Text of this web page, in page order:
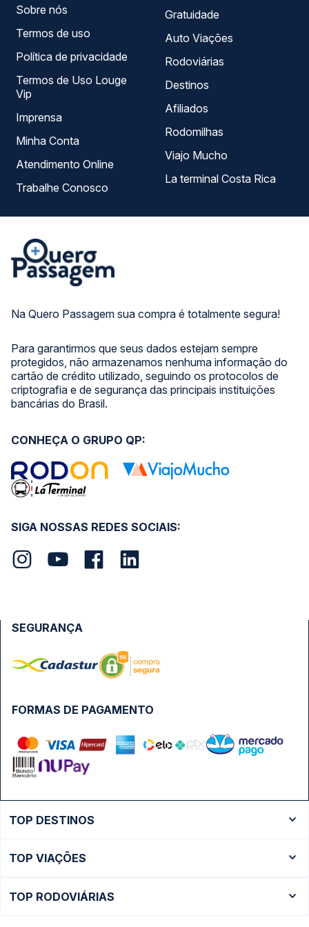
Na Quero Passagem sua compra é totalmente segura!
Para garantirmos que seus dados estejam sempre
protegidos, não armazenamos nenhuma informação do
cartão de crédito utilizado, seguindo os protocolos de
criptografia e de segurança das principais instituições
bancárias do Brasil.
Sobre nós
Termos de uso
Política de privacidade
Termos de Uso Louge
Vip
Imprensa
Minha Conta
Atendimento Online
Trabalhe Conosco
Gratuidade
Auto Viações
Rodoviárias
Destinos
Afiliados
Rodomilhas
Viajo Mucho
La terminal Costa Rica
SIGA NOSSAS REDES SOCIAIS:
CONHEÇA O GRUPO QP:
FORMAS DE PAGAMENTO
SEGURANÇA
TOP DESTINOS
Ônibus São Paulo
TOP VIAÇÕES
TOP RODOVIÁRIAS